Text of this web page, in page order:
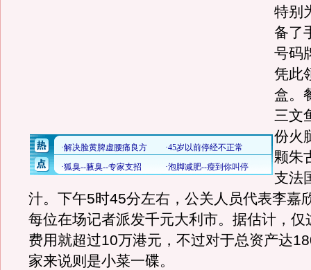
特别
备了
号码
凭此
盒。
三文
份火
颗朱
支法
汁。下午5时45分左右，公关人员代表李嘉
每位在场记者派发千元大利市。据估计，仅
费用就超过10万港元，不过对于总资产达
家来说则是小菜一碟。